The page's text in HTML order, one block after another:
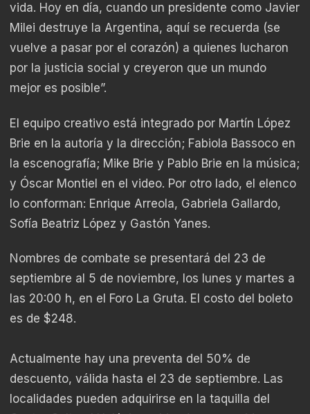
vida. Hoy en día, cuando un presidente como Javier
Milei destruye la Argentina, aquí se recuerda (se
vuelve a pasar por el corazón) a quienes lucharon
por la justicia social y creyeron que un mundo
mejor es posible”.
El equipo creativo está integrado por Martín López
Brie en la autoría y la dirección; Fabiola Bassoco en
la escenografía; Mike Brie y Pablo Brie en la música;
y Óscar Montiel en el video. Por otro lado, el elenco
lo conforman: Enrique Arreola, Gabriela Gallardo,
Sofía Beatriz López y Gastón Yanes.
Nombres de combate se presentará del 23 de
septiembre al 5 de noviembre, los lunes y martes a
las 20:00 h, en el Foro La Gruta. El costo del boleto
es de $248.
Actualmente hay una preventa del 50% de
descuento, válida hasta el 23 de septiembre. Las
localidades pueden adquirirse en la taquilla del